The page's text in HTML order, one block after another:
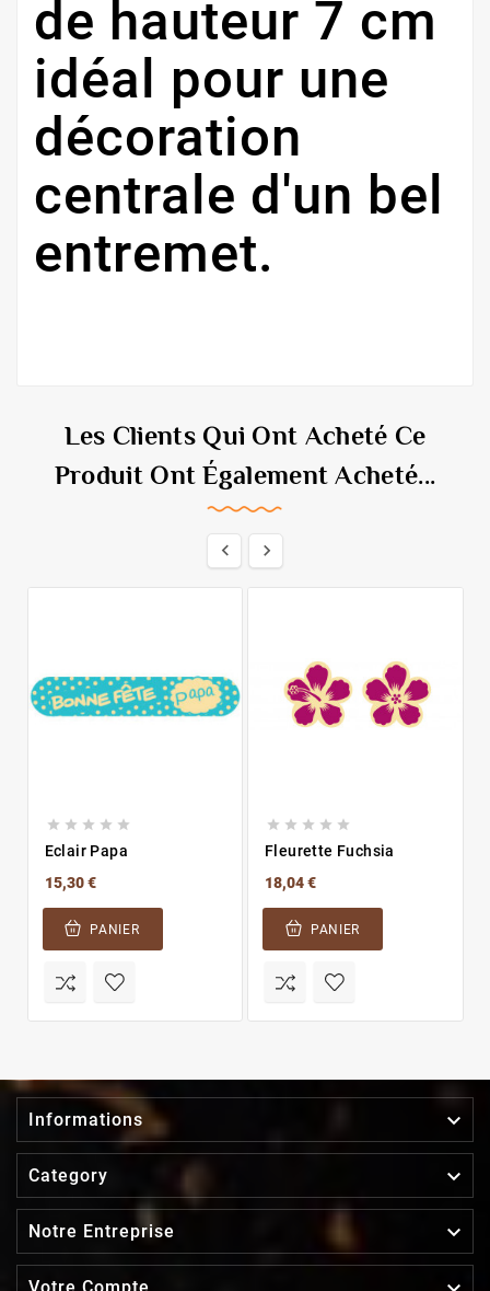
de hauteur 7 cm
idéal pour une
décoration
centrale d'un bel
entremet.
Les Clients Qui Ont Acheté Ce
Produit Ont Également Acheté...
 
    
Eclair Papa
15,30 €
PANIER
    
Fleurette Fuchsia
18,04 €
PANIER
Informations 
Category 
Notre Entreprise 